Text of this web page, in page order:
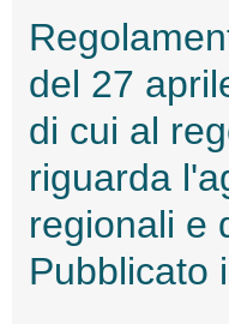
del 27
di cui al
riguarda
regionali e
Pubblicato